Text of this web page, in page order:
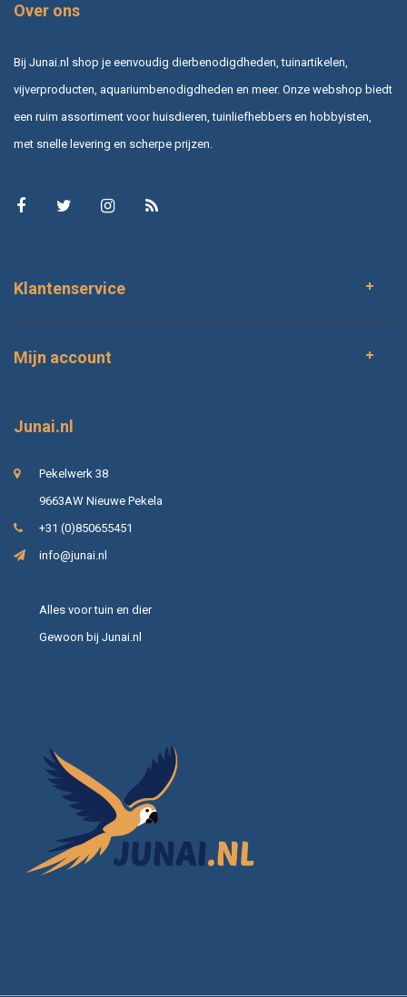
Over ons
Bij Junai.nl shop je eenvoudig dierbenodigdheden, tuinartikelen,
vijverproducten, aquariumbenodigdheden en meer. Onze webshop biedt
een ruim assortiment voor huisdieren, tuinliefhebbers en hobbyisten,
met snelle levering en scherpe prijzen.
Klantenservice
Mijn account
Junai.nl
Pekelwerk 38
9663AW Nieuwe Pekela
+31 (0)850655451
info@junai.nl
Alles voor tuin en dier
Gewoon bij Junai.nl